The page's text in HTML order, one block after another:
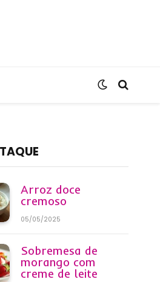
Arroz doce
cremoso
05/05/2025
Sobremesa de
morango com
creme de leite